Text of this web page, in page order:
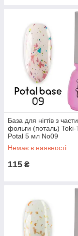
База для нігтів з
фольги (поталь) Toki-
Potal 5 мл No09
Немає в наявності
115 ₴